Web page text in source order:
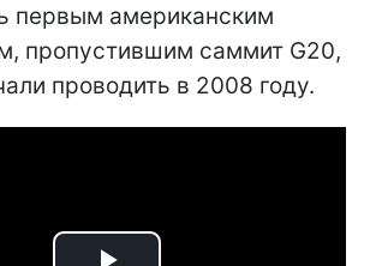
первым американским
пропустившим саммит G20,
проводить в 2008 году.